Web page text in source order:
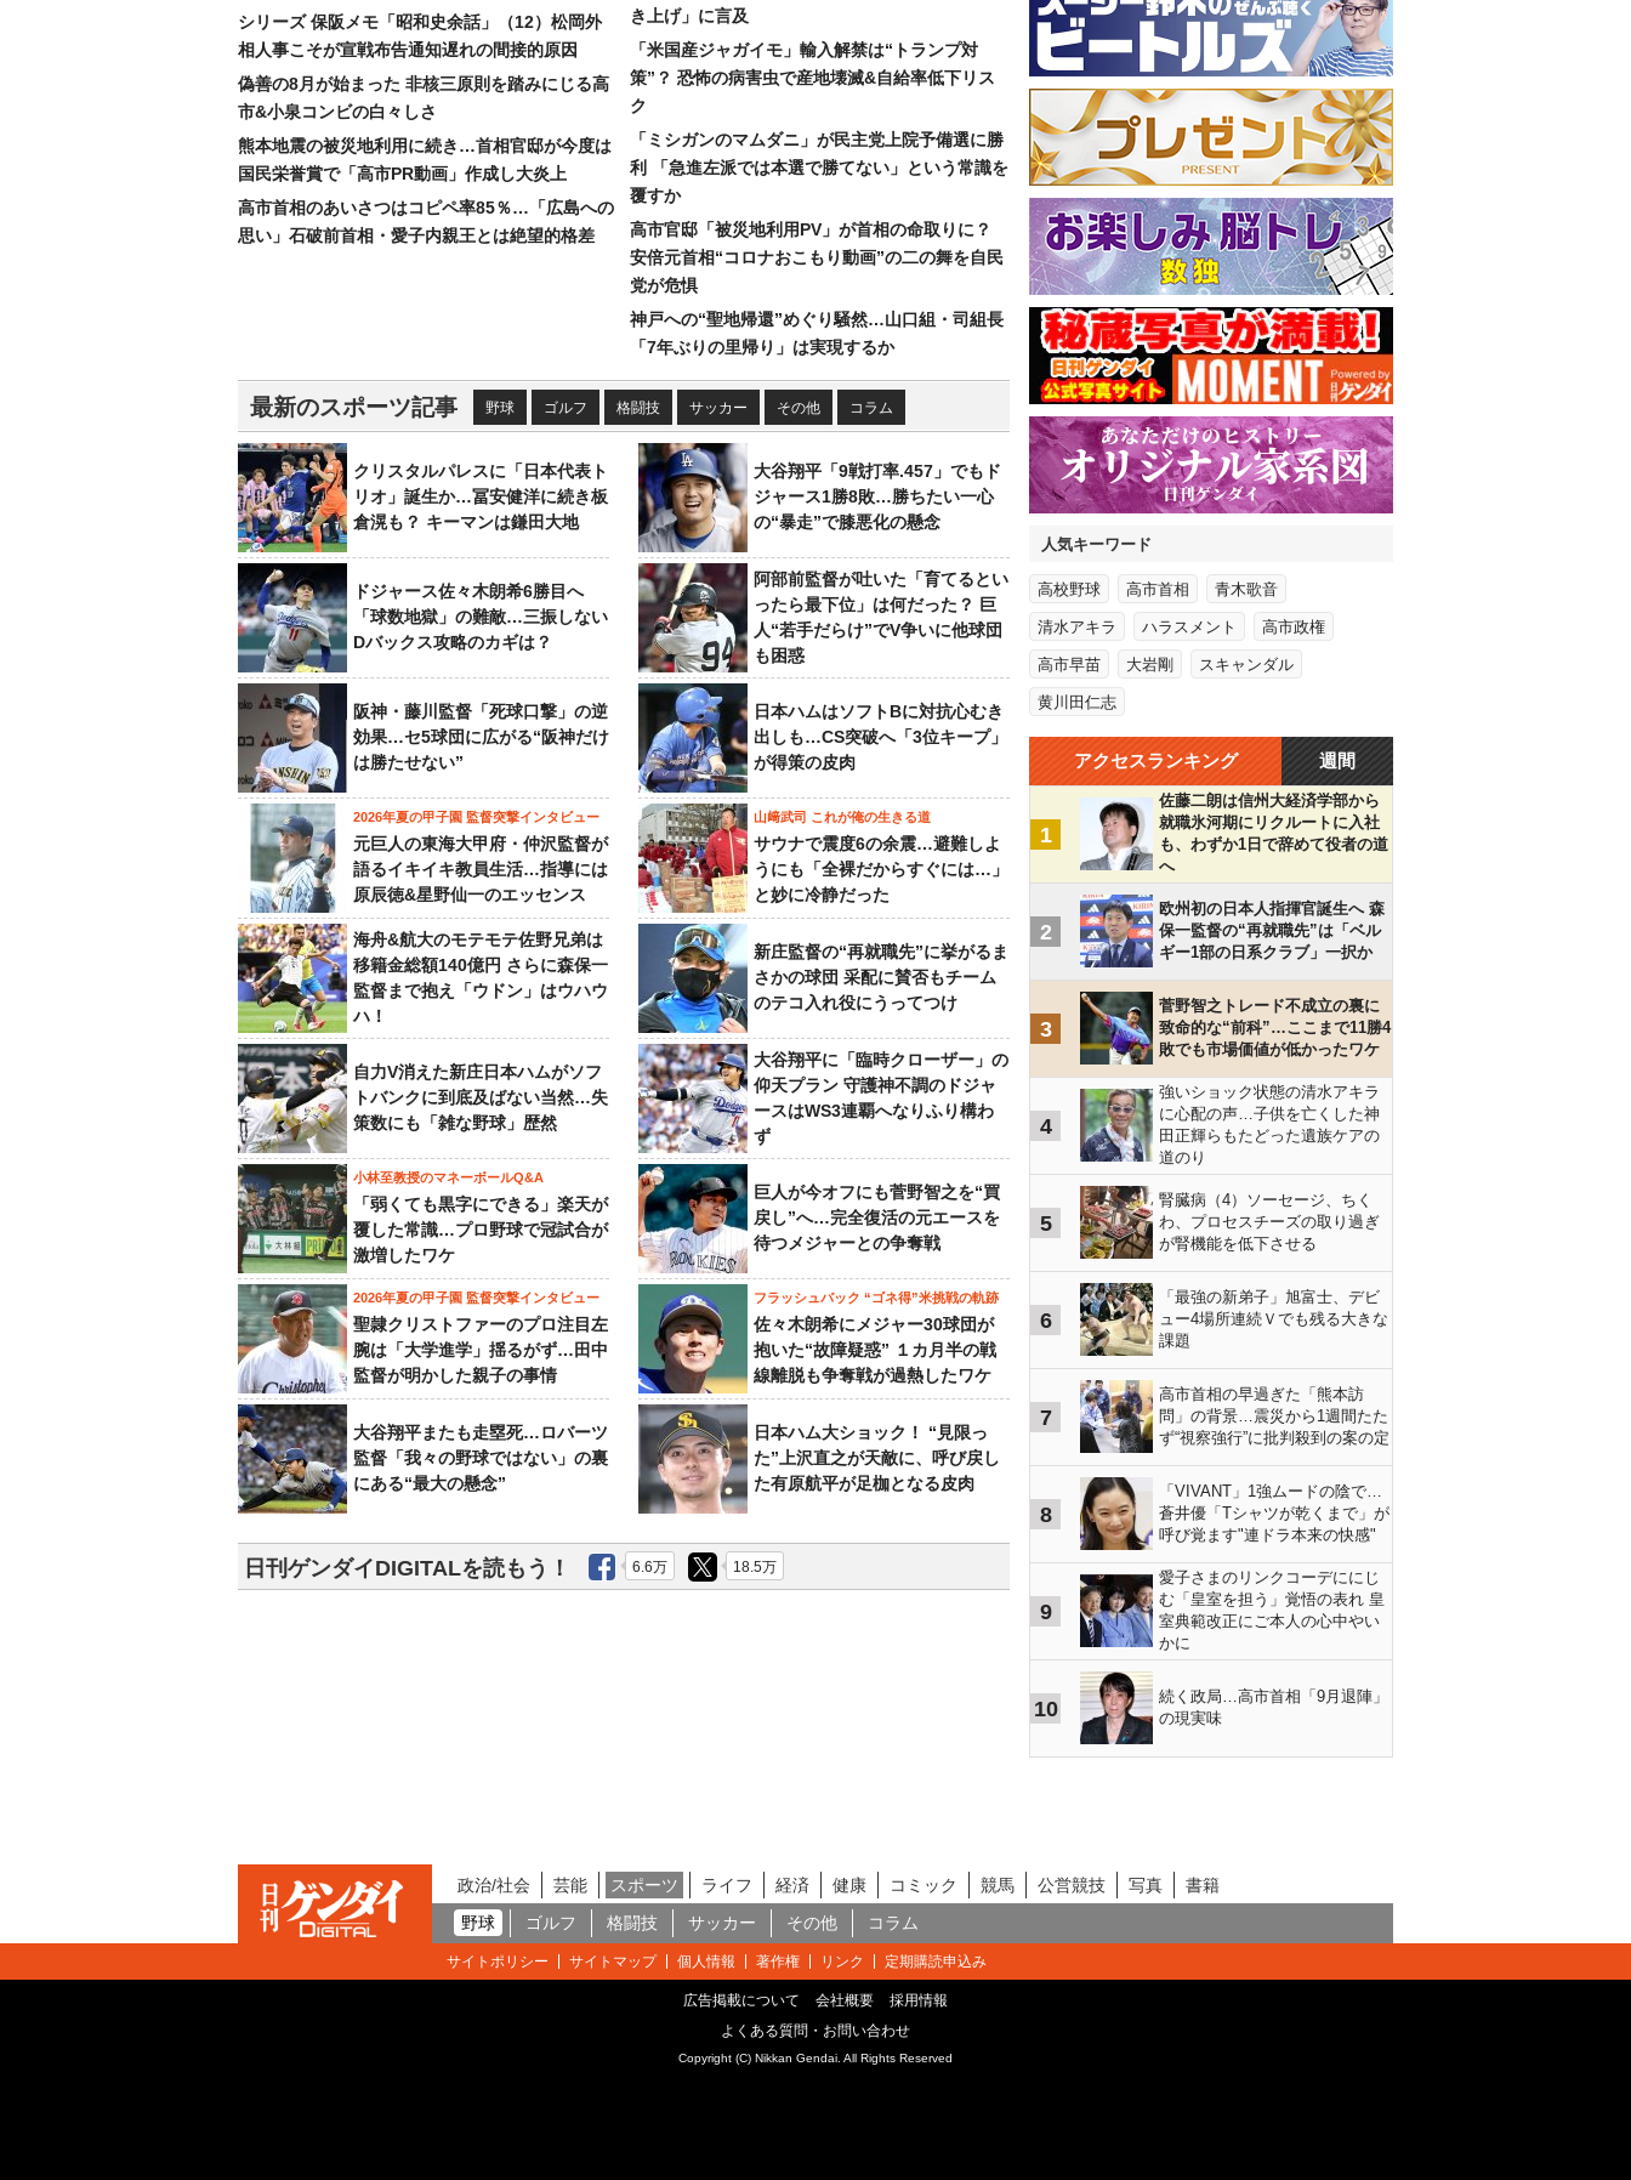
シリーズ 保阪メモ「昭和史余話」（12）松岡外
相人事こそが宣戦布告通知遅れの間接的原因
偽善の8月が始まった 非核三原則を踏みにじる高
市&小泉コンビの白々しさ
熊本地震の被災地利用に続き…首相官邸が今度は
国民栄誉賞で「高市PR動画」作成し大炎上
高市首相のあいさつはコピペ率85％…「広島への
思い」石破前首相・愛子内親王とは絶望的格差
き上げ」に言及
「米国産ジャガイモ」輸入解禁は“トランプ対
策”？ 恐怖の病害虫で産地壊滅&自給率低下リス
ク
「ミシガンのマムダニ」が民主党上院予備選に勝
利 「急進左派では本選で勝てない」という常識を
覆すか
高市官邸「被災地利用PV」が首相の命取りに？
安倍元首相“コロナおこもり動画”の二の舞を自民
党が危惧
神戸への“聖地帰還”めぐり騒然…山口組・司組長
「7年ぶりの里帰り」は実現するか
最新のスポーツ記事 野球 ゴルフ 格闘技 サッカー その他 コラム
クリスタルパレスに「日本代表ト
リオ」誕生か…冨安健洋に続き板
倉滉も？ キーマンは鎌田大地
大谷翔平「9戦打率.457」でもド
ジャース1勝8敗…勝ちたい一心
の“暴走”で膝悪化の懸念
ドジャース佐々木朗希6勝目へ
「球数地獄」の難敵…三振しない
Dバックス攻略のカギは？
阿部前監督が吐いた「育てるとい
ったら最下位」は何だった？ 巨
人“若手だらけ”でV争いに他球団
も困惑
阪神・藤川監督「死球口撃」の逆
効果…セ5球団に広がる“阪神だけ
は勝たせない”
日本ハムはソフトBに対抗心むき
出しも…CS突破へ「3位キープ」
が得策の皮肉
2026年夏の甲子園 監督突撃インタビュー
元巨人の東海大甲府・仲沢監督が
語るイキイキ教員生活…指導には
原辰徳&星野仙一のエッセンス
山﨑武司 これが俺の生きる道
サウナで震度6の余震…避難しよ
うにも「全裸だからすぐには…」
と妙に冷静だった
海舟&航大のモテモテ佐野兄弟は
移籍金総額140億円 さらに森保一
監督まで抱え「ウドン」はウハウ
ハ！
新庄監督の“再就職先”に挙がるま
さかの球団 采配に賛否もチーム
のテコ入れ役にうってつけ
自力V消えた新庄日本ハムがソフ
トバンクに到底及ばない当然…失
策数にも「雑な野球」歴然
大谷翔平に「臨時クローザー」の
仰天プラン 守護神不調のドジャ
ースはWS3連覇へなりふり構わ
ず
小林至教授のマネーボールQ&A
「弱くても黒字にできる」楽天が
覆した常識…プロ野球で冠試合が
激増したワケ
巨人が今オフにも菅野智之を“買
戻し”へ…完全復活の元エースを
待つメジャーとの争奪戦
2026年夏の甲子園 監督突撃インタビュー
聖隷クリストファーのプロ注目左
腕は「大学進学」揺るがず…田中
監督が明かした親子の事情
フラッシュバック “ゴネ得”米挑戦の軌跡
佐々木朗希にメジャー30球団が
抱いた“故障疑惑” １カ月半の戦
線離脱も争奪戦が過熱したワケ
大谷翔平またも走塁死…ロバーツ
監督「我々の野球ではない」の裏
にある“最大の懸念”
日本ハム大ショック！ “見限っ
た”上沢直之が天敵に、呼び戻し
た有原航平が足枷となる皮肉
日刊ゲンダイDIGITALを読もう！ 6.6万 18.5万
人気キーワード
高校野球 高市首相 青木歌音
清水アキラ ハラスメント 高市政権
高市早苗 大岩剛 スキャンダル
黄川田仁志
アクセスランキング 週間
1
佐藤二朗は信州大経済学部から
就職氷河期にリクルートに入社
も、わずか1日で辞めて役者の道
へ
2
欧州初の日本人指揮官誕生へ 森
保一監督の“再就職先”は「ベル
ギー1部の日系クラブ」一択か
3
菅野智之トレード不成立の裏に
致命的な“前科”…ここまで11勝4
敗でも市場価値が低かったワケ
4
強いショック状態の清水アキラ
に心配の声…子供を亡くした神
田正輝らもたどった遺族ケアの
道のり
5
腎臓病（4）ソーセージ、ちく
わ、プロセスチーズの取り過ぎ
が腎機能を低下させる
6
「最強の新弟子」旭富士、デビ
ュー4場所連続Ｖでも残る大きな
課題
7
高市首相の早過ぎた「熊本訪
問」の背景…震災から1週間たた
ず“視察強行”に批判殺到の案の定
8
「VIVANT」1強ムードの陰で…
蒼井優「Tシャツが乾くまで」が
呼び覚ます"連ドラ本来の快感"
9
愛子さまのリンクコーデににじ
む「皇室を担う」覚悟の表れ 皇
室典範改正にご本人の心中やい
かに
10
続く政局…高市首相「9月退陣」
の現実味
政治/社会 芸能 スポーツ ライフ 経済 健康 コミック 競馬 公営競技 写真
書籍
野球
ゴルフ 格闘技 サッカー その他 コラム
サイトポリシー サイトマップ 個人情報 著作権 リンク 定期購読申込み
広告掲載について 会社概要
採用情報
よくある質問・お問い合わせ
Copyright (C) Nikkan Gendai. All Rights Reserved